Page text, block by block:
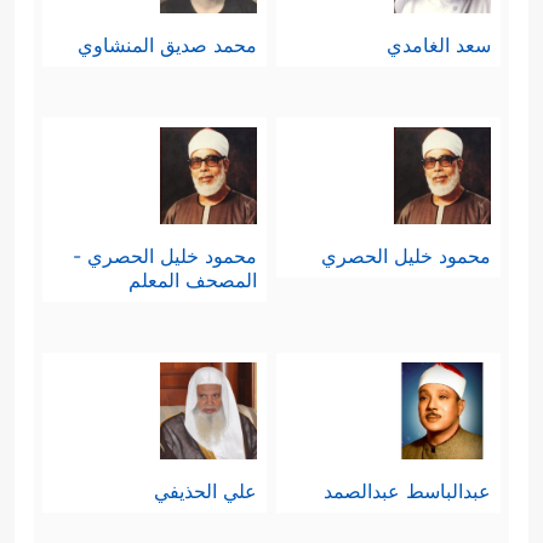
سعد الغامدي محمد صديق المنشاوي
محمود خليل الحصري
محمود خليل الحصري -
المصحف المعلم
عبدالباسط عبدالصمد علي الحذيفي